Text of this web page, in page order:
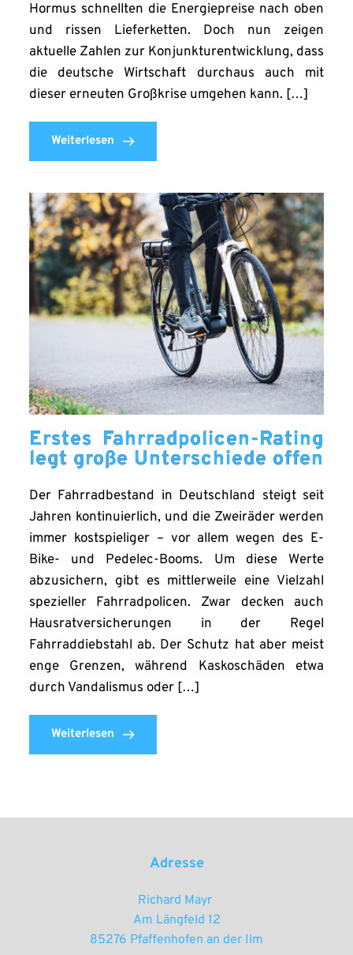
Hormus schnellten die Energiepreise nach oben
und rissen Lieferketten. Doch nun zeigen
aktuelle Zahlen zur Konjunkturentwicklung, dass
die deutsche Wirtschaft durchaus auch mit
dieser erneuten Großkrise umgehen kann. […]
Weiterlesen
Erstes Fahrradpolicen-Rating
legt große Unterschiede offen
Der Fahrradbestand in Deutschland steigt seit
Jahren kontinuierlich, und die Zweiräder werden
immer kostspieliger – vor allem wegen des E-
Bike- und Pedelec-Booms. Um diese Werte
abzusichern, gibt es mittlerweile eine Vielzahl
spezieller Fahrradpolicen. Zwar decken auch
Hausratversicherungen in der Regel
Fahrraddiebstahl ab. Der Schutz hat aber meist
enge Grenzen, während Kaskoschäden etwa
durch Vandalismus oder […]
Weiterlesen
Adresse
Richard Mayr
Am Längfeld 12
85276 Pfaffenhofen an der Ilm